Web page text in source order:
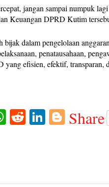
jangan sampai numpuk
Keuangan DPRD Kutim
dalam pengelolaan
penatausahaan,
yang efisien, efektif,
W
ha
pp
R
ed
Li
nk
Bl
Share